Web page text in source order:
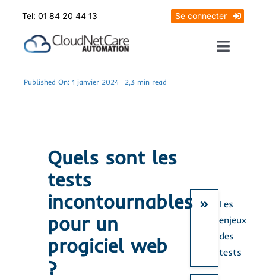
content
Tel: 01 84 20 44 13 Se connecter
Toggle
Prendrez RDV
Published On: 1 janvier 2024 2,3 min read
Quels sont les
tests
incontournables
pour un
progiciel web
?
Les
enjeux
des
tests